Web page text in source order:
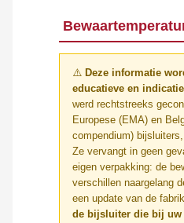
⚠️ Deze informatie
educatieve en
werd rechtstreeks
Europese (EMA) en
compendium)
Ze vervangt in geen
eigen verpakking: de
verschillen naargelang
een update van de
de bijsluiter die bij